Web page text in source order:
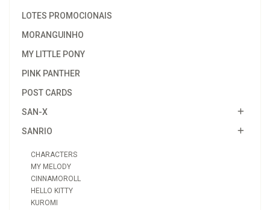
LOTES PROMOCIONAIS
MORANGUINHO
MY LITTLE PONY
PINK PANTHER
POST CARDS
SAN-X
SANRIO
CHARACTERS
MY MELODY
CINNAMOROLL
HELLO KITTY
KUROMI